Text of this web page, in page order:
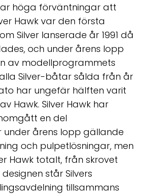
höga förväntningar att
Hawk var den första
Silver lanserade år 1991 då
och under årens lopp
av modellprogrammets
Silver-båtar sålda från år
har ungefär hälften varit
Hawk. Silver Hawk har
en del
årens lopp gällande
och pulpetlösningar, men
Hawk totalt, från skrovet
står Silvers
tillsammans